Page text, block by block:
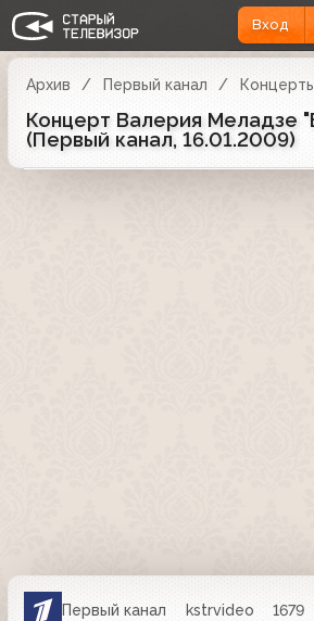
Вход
Архив Первый канал
Концерт Валерия Меладзе
(Первый канал, 16.01.2009)
Первый канал kstrvideo
1679